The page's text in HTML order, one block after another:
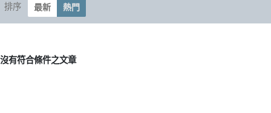
排序 最新 熱門
沒有符合條件之文章